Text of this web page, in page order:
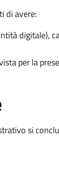
di avere:
digitale),
per la
si